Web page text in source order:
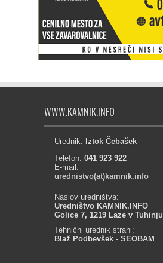
WWW.KAMNIK.INFO
Urednik: Iztok Čebašek
Telefon: 041 923 922
E-mail:
urednistvo(at)kamnik.info
Naslov uredništva:
Uredništvo KAMNIK.INFO
Golice 7, 1219 Laze v Tuhinju
Tehnični urednik strani:
Blaž Podbevšek - SEOBAM